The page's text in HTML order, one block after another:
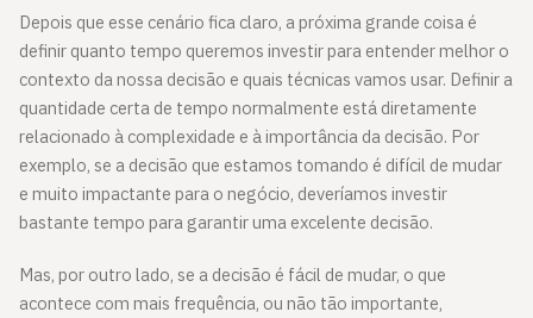
Depois que esse cenário fica claro, a próxima grande coisa é
definir quanto tempo queremos investir para entender melhor o
contexto da nossa decisão e quais técnicas vamos usar. Definir a
quantidade certa de tempo normalmente está diretamente
relacionado à complexidade e à importância da decisão. Por
exemplo, se a decisão que estamos tomando é difícil de mudar
e muito impactante para o negócio, deveríamos investir
bastante tempo para garantir uma excelente decisão.
Mas, por outro lado, se a decisão é fácil de mudar, o que
acontece com mais frequência, ou não tão importante,